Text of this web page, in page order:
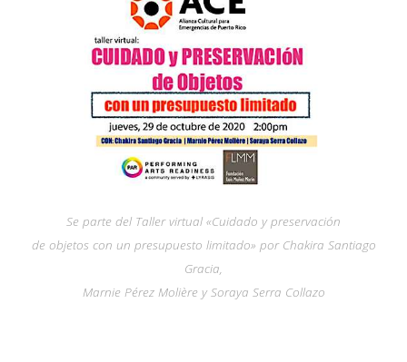
Se parte del Taller virtual «Cuidado y preservación
de objetos con un presupuesto limitado» por Chakira Santiago
Gracia,
Marnie Pérez Molière y Soraya Serra Collazo